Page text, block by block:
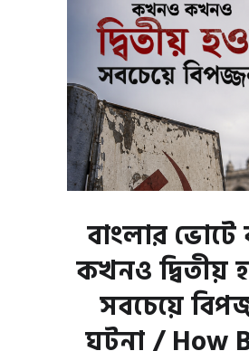
বাংলার
কখনও দ্বিতীয়
সবচেয়ে
ঘটনা / How